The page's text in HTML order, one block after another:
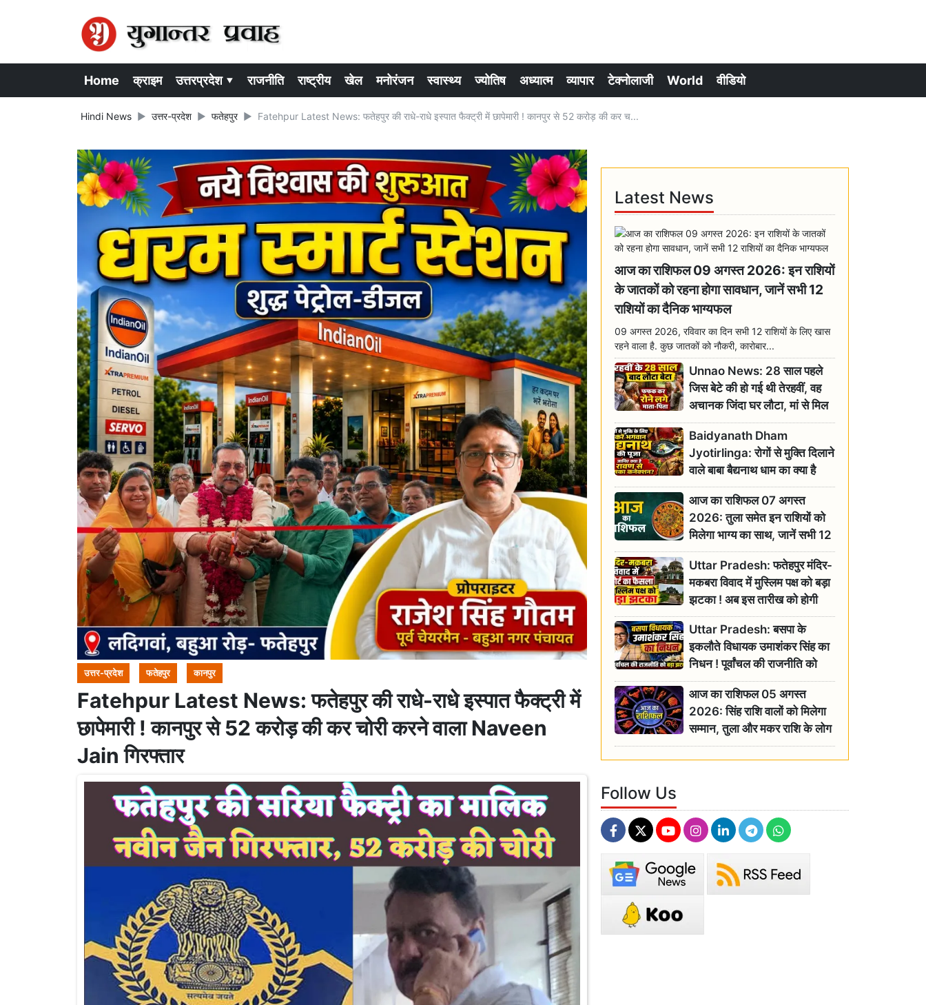
Home क्राइम उत्तरप्रदेश ▾ राजनीति राष्ट्रीय खेल मनोरंजन स्वास्थ्य ज्योतिष अध्यात्म व्यापार टेक्नोलाजी World वीडियो
Hindi News उत्तर-प्रदेश फतेहपुर Fatehpur Latest News: फतेहपुर की राधे-राधे इस्पात फैक्ट्री में छापेमारी ! कानपुर से 52 करोड़ की कर च...
उत्तर-प्रदेश फतेहपुर कानपुर
Fatehpur Latest News: फतेहपुर की राधे-राधे इस्पात फैक्ट्री में
छापेमारी ! कानपुर से 52 करोड़ की कर चोरी करने वाला Naveen
Jain गिरफ्तार
Latest News
आज का राशिफल 09 अगस्त 2026: इन राशियों
के जातकों को रहना होगा सावधान, जानें सभी 12
राशियों का दैनिक भाग्यफल
09 अगस्त 2026, रविवार का दिन सभी 12 राशियों के लिए खास
रहने वाला है. कुछ जातकों को नौकरी, कारोबार...
Unnao News: 28 साल पहले
जिस बेटे की हो गई थी तेरहवीं, वह
अचानक जिंदा घर लौटा, मां से मिल
छलक पड़े आंसू
Baidyanath Dham
Jyotirlinga: रोगों से मुक्ति दिलाने
वाले बाबा बैद्यनाथ धाम का क्या है
रावण से संबंध? जानिए ज्योतिर्लिंग की
महिमा
आज का राशिफल 07 अगस्त
2026: तुला समेत इन राशियों को
मिलेगा भाग्य का साथ, जानें सभी 12
राशियों का दैनिक भाग्यफल
Uttar Pradesh: फतेहपुर मंदिर-
मकबरा विवाद में मुस्लिम पक्ष को बड़ा
झटका ! अब इस तारीख को होगी
सुनवाई
Uttar Pradesh: बसपा के
इकलौते विधायक उमाशंकर सिंह का
निधन ! पूर्वांचल की राजनीति को
बड़ा झटका, योगी ने जताया दुःख
आज का राशिफल 05 अगस्त
2026: सिंह राशि वालों को मिलेगा
सम्मान, तुला और मकर राशि के लोग
रहें सतर्क
Follow Us